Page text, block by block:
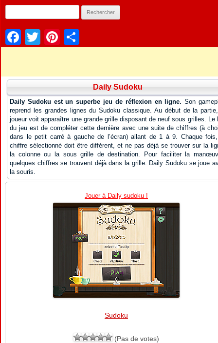
Facebook
TwitterPinterest
Daily Sudoku
Daily Sudoku est un superbe jeu de réflexion en ligne. Son
reprend les grandes lignes du Sudoku classique. Au début de la
joueur voit apparaître une grande grille disposant de neuf sous grilles. Le
du jeu est de compléter cette dernière avec une suite de chiffres (à
dans le petit carré à gauche de l’écran) allant de 1 à 9. Chaque
chiffre sélectionné doit être différent, et ne pas déjà se trouver sur la
la colonne ou la sous grille de destination. Pour faciliter la
quelques chiffres se trouvent déjà dans la grille. Daily Sudoku se joue
la souris.
Jouer à Daily sudoku !
Sudoku
(Pas de votes)